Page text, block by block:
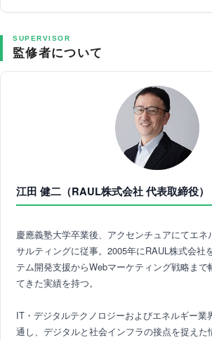
SUPERVISOR
監修者について
江田 健二（RAUL株式会社 代表取締役）
慶應義塾大学卒業後、アクセンチュアにてエネ
サルティングに従事。2005年にRAUL株式会社
テム開発支援からWebマーケティング戦略まで
てきた実績を持つ。
IT・デジタルテクノロジーおよびエネルギー業
通し、デジタルと社会インフラの接点を捉えた